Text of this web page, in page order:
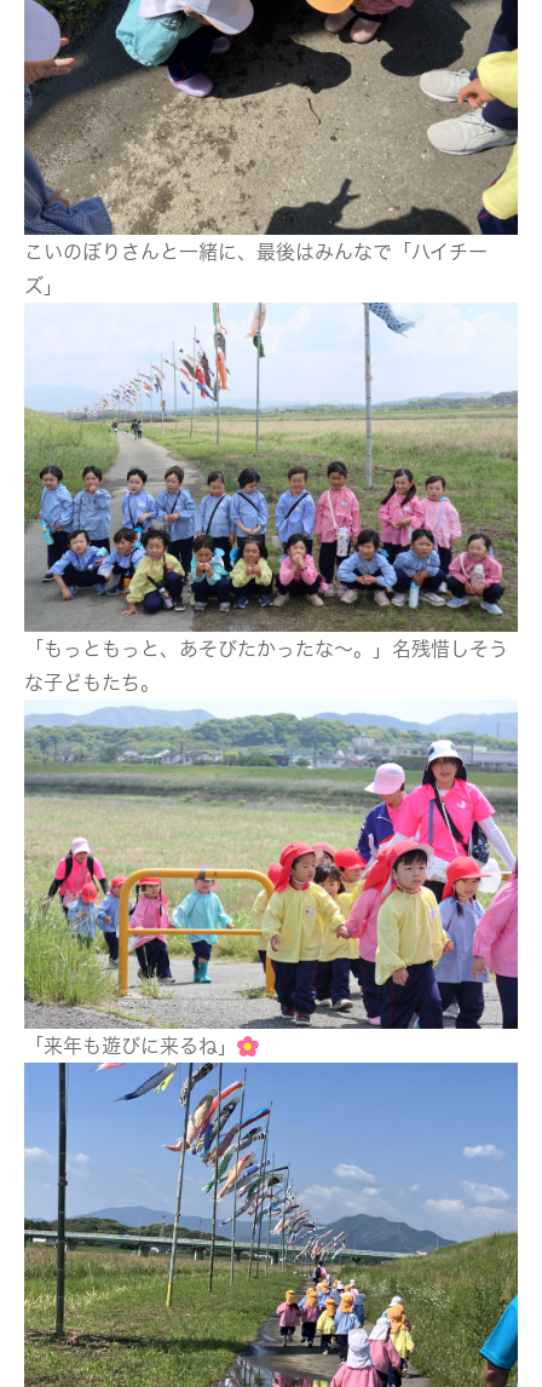
こいのぼりさんと一緒に、最後はみんなで「ハイチー
ズ」
「もっともっと、あそびたかったな～。」名残惜しそう
な子どもたち。
「来年も遊びに来るね」